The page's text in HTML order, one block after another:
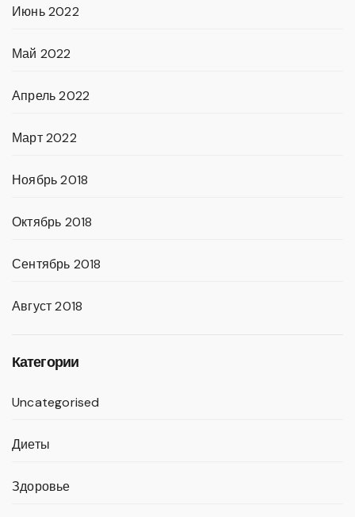
Июнь 2022
Май 2022
Апрель 2022
Март 2022
Ноябрь 2018
Октябрь 2018
Сентябрь 2018
Август 2018
Категории
Uncategorised
Диеты
Здоровье